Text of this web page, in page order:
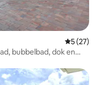
5 (27)
bubbelbad, dok en